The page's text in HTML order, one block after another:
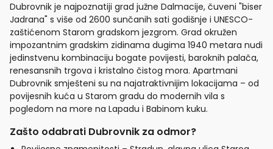
Dubrovnik je najpoznatiji grad južne Dalmacije, čuveni "biser
Jadrana" s više od 2600 sunčanih sati godišnje i UNESCO-
zaštićenom Starom gradskom jezgrom. Grad okružen
impozantnim gradskim zidinama dugima 1940 metara nudi
jedinstvenu kombinaciju bogate povijesti, baroknih palača,
renesansnih trgova i kristalno čistog mora. Apartmani
Dubrovnik smješteni su na najatraktivnijim lokacijama – od
povijesnih kuća u Starom gradu do modernih vila s
pogledom na more na Lapadu i Babinom kuku.
Zašto odabrati Dubrovnik za odmor?